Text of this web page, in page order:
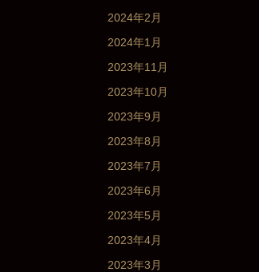
2024年2月
2024年1月
2023年11月
2023年10月
2023年9月
2023年8月
2023年7月
2023年6月
2023年5月
2023年4月
2023年3月